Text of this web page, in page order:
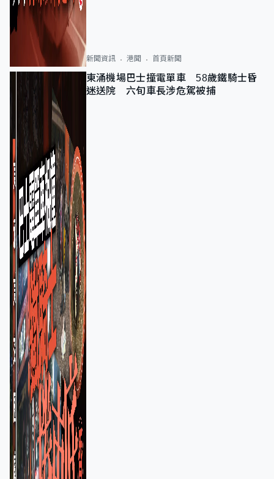
新聞資訊 港聞 首頁新聞
東涌機場巴士撞電單車 58歲鐵騎士昏
迷送院 六旬車長涉危駕被捕